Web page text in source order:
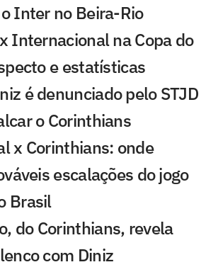
Inter no Beira-Rio
Internacional na Copa do
e estatísticas
é denunciado pelo STJD
o Corinthians
x Corinthians: onde
escalações do jogo
Brasil
do Corinthians, revela
com Diniz